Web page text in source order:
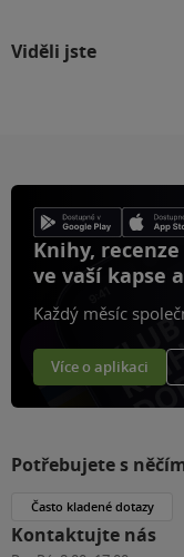
Viděli jste
Knihy,
ve vaší kapse
Každý měsíc
Více o aplikaci
Potřebujete s
Často kladené dotazy
Kontaktujte nás